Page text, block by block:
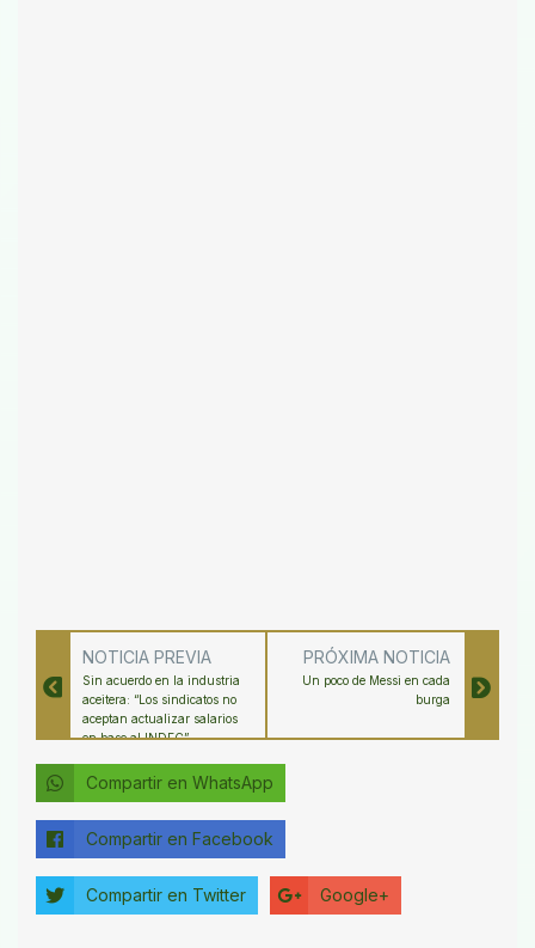
NOTICIA PREVIA
Sin acuerdo en la industria
aceitera: “Los sindicatos no
aceptan actualizar salarios
en base al INDEC”
PRÓXIMA NOTICIA
Un poco de Messi en cada
burga
Compartir en WhatsApp
Compartir en Facebook
Compartir en Twitter Google+